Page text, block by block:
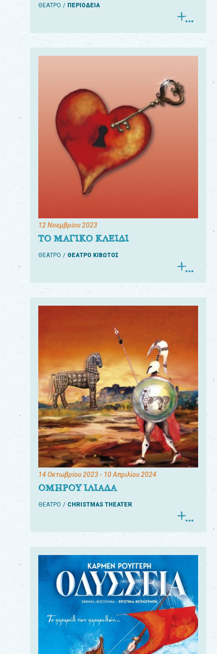
ΘΕΑΤΡΟ ΠΕΡΙΟΔΕΙΑ
12 Νοεμβρίου 2023
ΤΟ ΜΑΓΙΚΟ ΚΛΕΙΔΙ
ΘΕΑΤΡΟ ΘΕΑΤΡΟ ΚΙΒΩΤΟΣ
14 Οκτωβρίου 2023- 10 Απριλίου 2024
ΟΜΗΡΟΥ ΙΛΙΑΔΑ
ΘΕΑΤΡΟ CHRISTMAS THEATER